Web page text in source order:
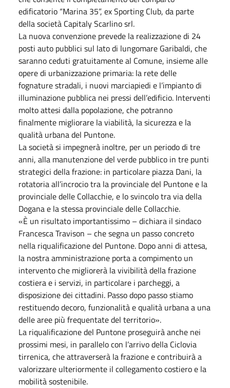
edificatorio “Marina 35”, ex Sporting Club, da parte
della società Capitaly Scarlino srl.
La nuova convenzione prevede la realizzazione di 24
posti auto pubblici sul lato di lungomare Garibaldi, che
saranno ceduti gratuitamente al Comune, insieme alle
opere di urbanizzazione primaria: la rete delle
fognature stradali, i nuovi marciapiedi e l’impianto di
illuminazione pubblica nei pressi dell’edificio. Interventi
molto attesi dalla popolazione, che potranno
finalmente migliorare la viabilità, la sicurezza e la
qualità urbana del Puntone.
La società si impegnerà inoltre, per un periodo di tre
anni, alla manutenzione del verde pubblico in tre punti
strategici della frazione: in particolare piazza Dani, la
rotatoria all’incrocio tra la provinciale del Puntone e la
provinciale delle Collacchie, e lo svincolo tra via della
Dogana e la stessa provinciale delle Collacchie.
«È un risultato importantissimo – dichiara il sindaco
Francesca Travison – che segna un passo concreto
nella riqualificazione del Puntone. Dopo anni di attesa,
la nostra amministrazione porta a compimento un
intervento che migliorerà la vivibilità della frazione
costiera e i servizi, in particolare i parcheggi, a
disposizione dei cittadini. Passo dopo passo stiamo
restituendo decoro, funzionalità e qualità urbana a una
delle aree più frequentate del territorio».
La riqualificazione del Puntone proseguirà anche nei
prossimi mesi, in parallelo con l’arrivo della Ciclovia
tirrenica, che attraverserà la frazione e contribuirà a
valorizzare ulteriormente il collegamento costiero e la
mobilità sostenibile.